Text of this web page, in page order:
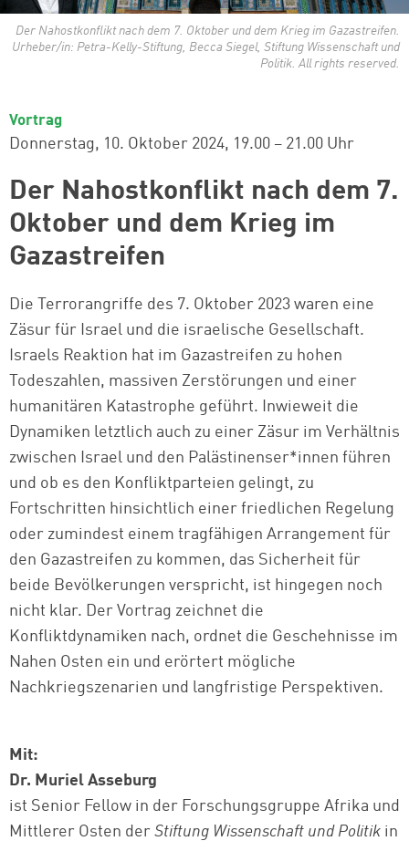
Der Nahostkonflikt nach dem 7. Oktober und dem Krieg im Gazastreifen.
Urheber/in: Petra-Kelly-Stiftung, Becca Siegel, Stiftung Wissenschaft und
Politik. All rights reserved.
Vortrag
Donnerstag, 10. Oktober 2024 19.00 – 21.00 Uhr
Der Nahostkonflikt nach dem 7.
Oktober und dem Krieg im
Gazastreifen
Die Terrorangriffe des 7. Oktober 2023 waren eine
Zäsur für Israel und die israelische Gesellschaft.
Israels Reaktion hat im Gazastreifen zu hohen
Todeszahlen, massiven Zerstörungen und einer
humanitären Katastrophe geführt. Inwieweit die
Dynamiken letztlich auch zu einer Zäsur im Verhältnis
zwischen Israel und den Palästinenser*innen führen
und ob es den Konfliktparteien gelingt, zu
Fortschritten hinsichtlich einer friedlichen Regelung
oder zumindest einem tragfähigen Arrangement für
den Gazastreifen zu kommen, das Sicherheit für
beide Bevölkerungen verspricht, ist hingegen noch
nicht klar. Der Vortrag zeichnet die
Konfliktdynamiken nach, ordnet die Geschehnisse im
Nahen Osten ein und erörtert mögliche
Nachkriegszenarien und langfristige Perspektiven.
Mit:
Dr. Muriel Asseburg
ist Senior Fellow in der Forschungsgruppe Afrika und
Mittlerer Osten der Stiftung Wissenschaft und Politik in